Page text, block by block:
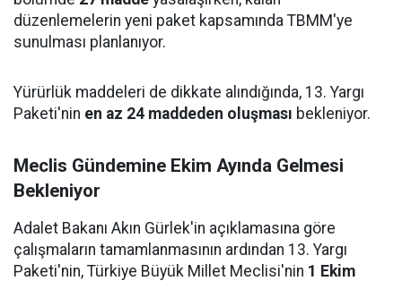
düzenlemelerin yeni paket kapsamında TBMM'ye
sunulması planlanıyor.
Yürürlük maddeleri de dikkate alındığında, 13. Yargı
Paketi'nin en az 24 maddeden oluşması bekleniyor.
Meclis Gündemine Ekim Ayında Gelmesi
Bekleniyor
Adalet Bakanı Akın Gürlek'in açıklamasına göre
çalışmaların tamamlanmasının ardından 13. Yargı
Paketi'nin, Türkiye Büyük Millet Meclisi'nin 1 Ekim